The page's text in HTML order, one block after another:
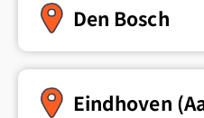
Den Bosch
Eindhoven